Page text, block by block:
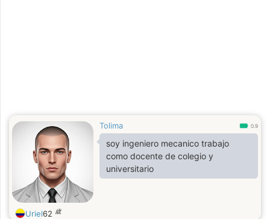
Tolima 0.9
soy ingeniero mecanico trabajo
como docente de colegio y
universitario
Uriel62 歳